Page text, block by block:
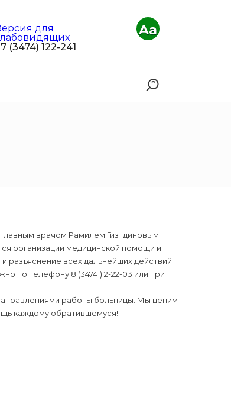
для
(3474) 122-241
Aa
врачом Рамилем Гизтдиновым.
организации медицинской помощи и
разъяснение всех дальнейших действий.
по телефону 8 (34741) 2-22-03 или при
работы больницы. Мы ценим
каждому обратившемуся!